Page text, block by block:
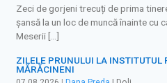
Zeci de gorjeni trecuți de prima
șansă la un loc de muncă înainte cu
Meserii […]
ZILELE PRUNULUI LA INSTITUTUL
MĂRĂCINENI